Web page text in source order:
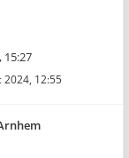
15:27
2024, 12:55